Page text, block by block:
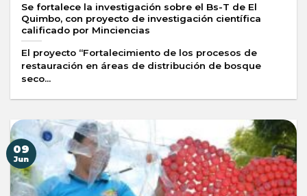
Se fortalece la investigación sobre el Bs-T de El
Quimbo, con proyecto de investigación científica
calificado por Minciencias
El proyecto “Fortalecimiento de los procesos de
restauración en áreas de distribución de bosque
seco...
09
Jun